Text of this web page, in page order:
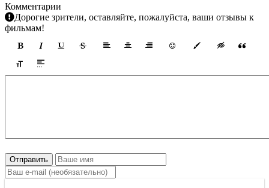
Комментарии
Дорогие зрители, оставляйте, пожалуйста, ваши отзывы к
фильмам!
Отправить